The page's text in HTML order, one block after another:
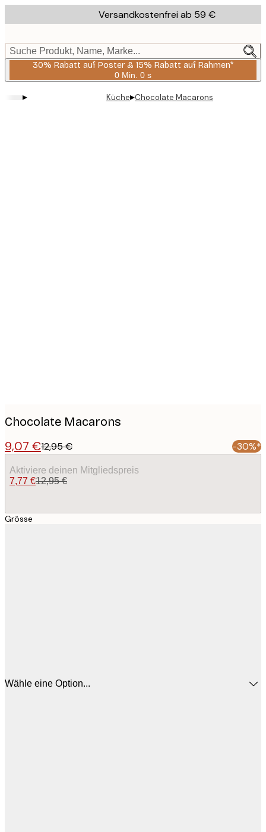
to
content.
Versandkostenfrei ab 59 €
Suche Produkt, Name, Marke...
30% Rabatt auf Poster & 15% Rabatt auf Rahmen*
0 Min. 0 s
Gültig
2026-
▸ Küche▸Chocolate Macarons
Chocolate Macarons
9,07 €12,95 € -30%*
Aktiviere deinen Mitgliedspreis
7,77 €12,95 €
Grösse
Wähle eine Option...